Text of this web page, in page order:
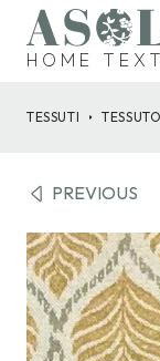
HOME
TESSUTI
PREVIOUS